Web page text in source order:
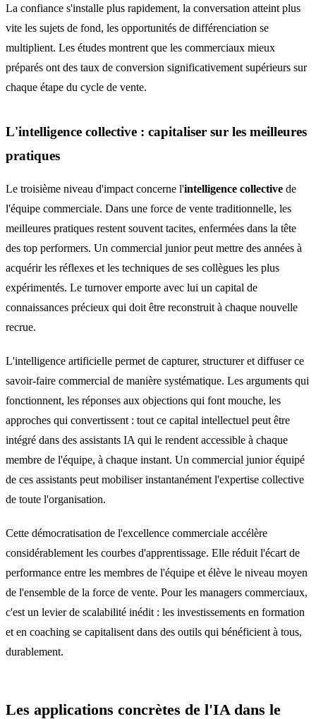
La confiance s'installe plus rapidement, la conversation atteint plus
vite les sujets de fond, les opportunités de différenciation se
multiplient. Les études montrent que les commerciaux mieux
préparés ont des taux de conversion significativement supérieurs sur
chaque étape du cycle de vente.
L'intelligence collective : capitaliser sur les meilleures
pratiques
Le troisième niveau d'impact concerne l'intelligence collective de
l'équipe commerciale. Dans une force de vente traditionnelle, les
meilleures pratiques restent souvent tacites, enfermées dans la tête
des top performers. Un commercial junior peut mettre des années à
acquérir les réflexes et les techniques de ses collègues les plus
expérimentés. Le turnover emporte avec lui un capital de
connaissances précieux qui doit être reconstruit à chaque nouvelle
recrue.
L'intelligence artificielle permet de capturer, structurer et diffuser ce
savoir-faire commercial de manière systématique. Les arguments qui
fonctionnent, les réponses aux objections qui font mouche, les
approches qui convertissent : tout ce capital intellectuel peut être
intégré dans des assistants IA qui le rendent accessible à chaque
membre de l'équipe, à chaque instant. Un commercial junior équipé
de ces assistants peut mobiliser instantanément l'expertise collective
de toute l'organisation.
Cette démocratisation de l'excellence commerciale accélère
considérablement les courbes d'apprentissage. Elle réduit l'écart de
performance entre les membres de l'équipe et élève le niveau moyen
de l'ensemble de la force de vente. Pour les managers commerciaux,
c'est un levier de scalabilité inédit : les investissements en formation
et en coaching se capitalisent dans des outils qui bénéficient à tous,
durablement.
Les applications concrètes de l'IA dans le